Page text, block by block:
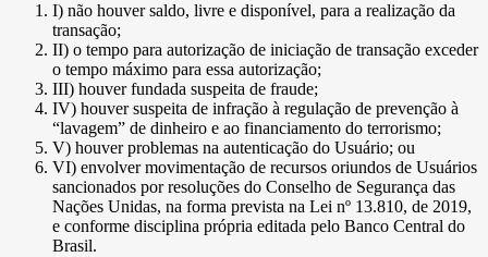
I) não houver saldo, livre e disponível, para a realização da
transação;
II) o tempo para autorização de iniciação de transação exceder
o tempo máximo para essa autorização;
III) houver fundada suspeita de fraude;
IV) houver suspeita de infração à regulação de prevenção à
“lavagem” de dinheiro e ao financiamento do terrorismo;
V) houver problemas na autenticação do Usuário; ou
VI) envolver movimentação de recursos oriundos de Usuários
sancionados por resoluções do Conselho de Segurança das
Nações Unidas, na forma prevista na Lei nº 13.810, de 2019,
e conforme disciplina própria editada pelo Banco Central do
Brasil.